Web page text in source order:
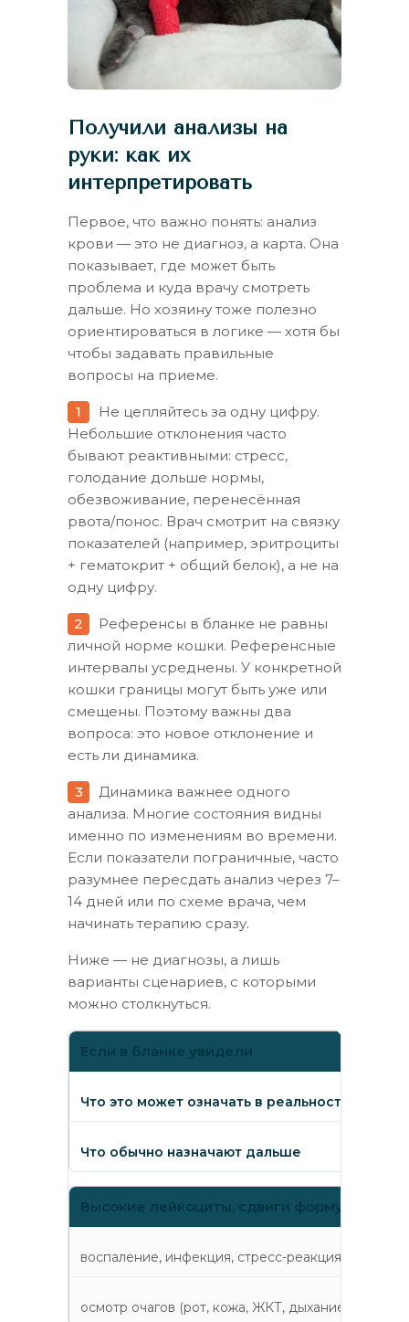
Получили анализы на
руки: как их
интерпретировать
Первое, что важно понять: анализ
крови — это не диагноз, а карта. Она
показывает, где может быть
проблема и куда врачу смотреть
дальше. Но хозяину тоже полезно
ориентироваться в логике — хотя бы
чтобы задавать правильные
вопросы на приеме.
Не цепляйтесь за одну цифру.
Небольшие отклонения часто
бывают реактивными: стресс,
голодание дольше нормы,
обезвоживание, перенесённая
рвота/понос. Врач смотрит на связку
показателей (например, эритроциты
+ гематокрит + общий белок), а не на
одну цифру.
Референсы в бланке не равны
личной норме кошки. Референсные
интервалы усреднены. У конкретной
кошки границы могут быть уже или
смещены. Поэтому важны два
вопроса: это новое отклонение и
есть ли динамика.
Динамика важнее одного
анализа. Многие состояния видны
именно по изменениям во времени.
Если показатели пограничные, часто
разумнее пересдать анализ через 7–
14 дней или по схеме врача, чем
начинать терапию сразу.
Ниже — не диагнозы, а лишь
варианты сценариев, с которыми
можно столкнуться.
Если в бланке увидели
Что это может означать в реальности
Что обычно назначают дальше
Высокие лейкоциты, сдвиги формулы
воспаление, инфекция, стресс-реакция
осмотр очагов (рот, кожа, ЖКТ, дыхание),